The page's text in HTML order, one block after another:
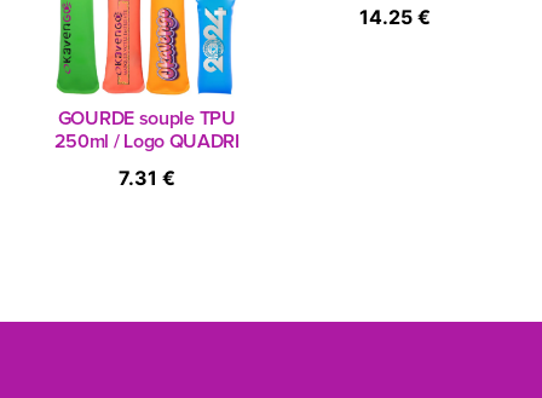
GOURDE souple TPU
250ml / Logo QUADRI
7.31 €
14.25 €